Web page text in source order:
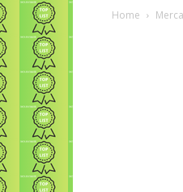
Home